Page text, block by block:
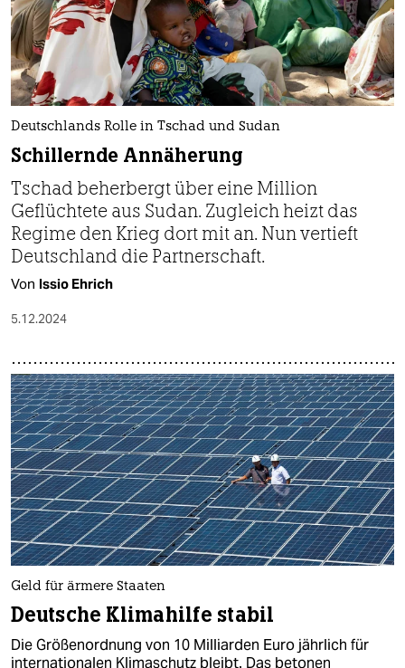
Deutschlands Rolle in Tschad und Sudan
Schillernde Annäherung
Tschad beherbergt über eine Million
Geflüchtete aus Sudan. Zugleich heizt das
Regime den Krieg dort mit an. Nun vertieft
Deutschland die Partnerschaft.
Von Issio Ehrich
5.12.2024
Geld für ärmere Staaten
Deutsche Klimahilfe stabil​
Die Größenordnung von 10 Milliarden Euro jährlich für
internationalen Klimaschutz bleibt. Das betonen